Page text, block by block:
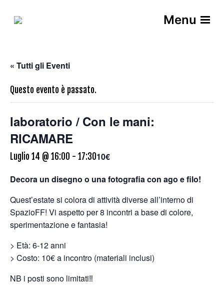
Menu
« Tutti gli Eventi
Questo evento è passato.
laboratorio / Con le mani:
RICAMARE
Luglio 14 @ 16:00 - 17:3010€
Decora un disegno o una fotografia con ago e filo!
Quest’estate si colora di attività diverse all’interno di
SpazioFF! Vi aspetto per 8 incontri a base di colore,
sperimentazione e fantasia!
> Età: 6-12 anni
> Costo: 10€ a incontro (materiali inclusi)
NB i posti sono limitati‼️